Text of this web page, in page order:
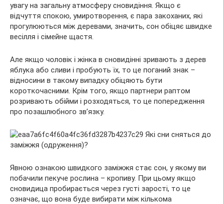
увагу на загальну атмосферу сновидіння. Якщо є
відчуття спокою, умиротворення, є пара закоханих, які
прогулюються між деревами, значить, сон обіцяє швидке
весілля і сімейне щастя.
Але якщо чоловік і жінка в сновидінні зривають з дерев
яблука або сливи і пробують їх, то це поганий знак –
відносини в такому випадку обіцяють бути
короткочасними. Крім того, якщо партнери раптом
розривають обійми і розходяться, то це попередження
про позашлюбного зв’язку.
Явною ознакою швидкого заміжжя стає сон, у якому ви
побачили пекуче рослина – кропиву. При цьому якщо
сновидица пробирається через густі зарості, то це
означає, що вона буде вибирати між кількома